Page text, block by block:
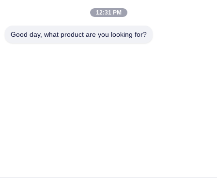
Về Chúng Tôi
Tham Quan Nhà Máy
Kiểm Soát Chất Lượng
12:31 PM
Good day, what product are you looking for?